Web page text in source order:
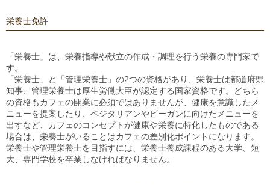
栄養士免許
「栄養士」は、栄養指導や献立の作成・調理を行う栄養の専門家で
す。
「栄養士」と「管理栄養士」の2つの資格があり、栄養士は都道府県
知事、管理栄養士は厚生労働大臣が認定する国家資格です。どちら
の資格もカフェの開業に必須ではありませんが、健康を意識したメ
ニューを提案したり、ベジタリアンやビーガンに向けたメニューを
出すなど、カフェのコンセプトが健康や栄養に特化したものである
場合は、栄養士がいることはカフェの差別化ポイントになります。
栄養士や管理栄養士を目指すには、栄養士養成課程のある大学、短
大、専門学校を卒業しなければなりません。